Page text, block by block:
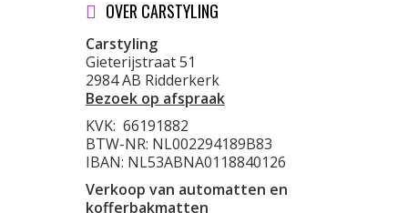
OVER CARSTYLING
Carstyling
Gieterijstraat 51
2984 AB Ridderkerk
Bezoek op afspraak
KVK: 66191882
BTW-NR: NL002294189B83
IBAN: NL53ABNA0118840126
Verkoop van automatten en
kofferbakmatten